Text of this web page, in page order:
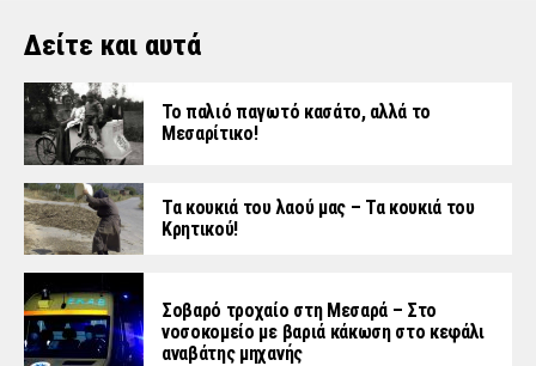
Δείτε και αυτά
Το παλιό παγωτό κασάτο, αλλά το
Μεσαρίτικο!
Τα κουκιά του λαού μας – Τα κουκιά του
Κρητικού!
Σοβαρό τροχαίο στη Μεσαρά – Στο
νοσοκομείο με βαριά κάκωση στο κεφάλι
αναβάτης μηχανής